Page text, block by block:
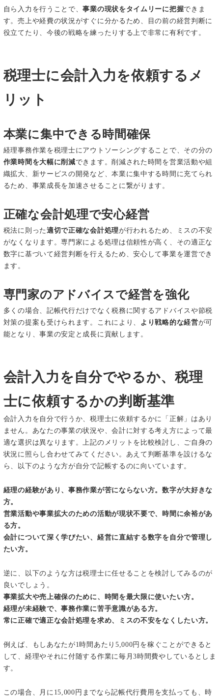
自ら入力を行うことで、事業の現状をタイムリーに把握できま
す。売上や経費の状況がすぐに分かるため、目の前の経営判断に
役立てたり、今後の戦略を練ったりする上で非常に有利です。
税理士に会計入力を依頼するメ
リット
本業に集中できる時間確保
経理事務作業を税理士にアウトソーシングすることで、その分の
作業時間を大幅に削減できます。削減された時間を営業活動や組
織拡大、新サービスの開発など、本業に集中する時間に充てられ
るため、事業成長を加速させることに繋がります。
正確な会計処理で安心経営
税法に則った 適切で正確な会計処理が行われるため、ミスの不安
がなくなります。専門家による処理は信頼性が高く、その適正な
数字に基づいて経営判断を行えるため、安心して事業を運営でき
ます。
専門家のアドバイスで経営を強化
多くの場合、記帳代行だけでなく税務に関するアドバイスや節税
対策の提案も受けられます。これにより、 より戦略的な経営が可
能となり、事業の安定と成長に貢献します。
会計入力を自分でやるか、税理
士に依頼するかの判断基準
会計入力を自分で行うか、税理士に依頼するかに「正解」はあり
ません。あなたの事業の状況や、会計に対する考え方によって最
適な選択は異なります。上記のメリットを比較検討し、ご自身の
状況に照らし合わせてみてください。あえて判断基準を設けるな
ら、以下のような方が自分で記帳するのに向いています。
経理の経験があり、事務作業が苦にならない方。数字が大好きな
方。
営業活動や事業拡大のための活動が現状不要で、時間に余裕があ
る方。
会計について深く学びたい、経営に直結する数字を自分で管理し
たい方。
逆に、以下のような方は税理士に任せることを検討してみるのが
良いでしょう。
事業拡大や売上確保のために、時間を最大限に使いたい方。
経理が未経験で、事務作業に苦手意識がある方。
常に正確で適正な会計処理を求め、ミスの不安をなくしたい方。
例えば、もしあなたが1時間あたり5,000円を稼ぐことができると
して、経理やそれに付随する作業に毎月3時間費やしているとしま
す。
この場合、月に15,000円までなら記帳代行費用を支払っても、時